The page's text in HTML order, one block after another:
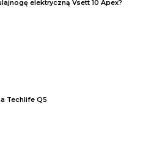
elektryczną Vsett 10 Apex?
Techlife Q5